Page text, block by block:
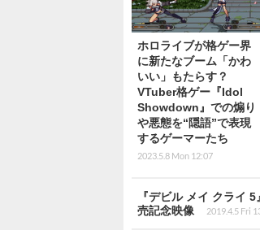
ホロライブが格ゲー界
に新たなブーム「かわ
いい」もたらす？
VTuber格ゲー『Idol
Showdown』での煽り
や悪態を“隠語”で表現
するゲーマーたち
2023.5.8 Mon 12:07
『デビル メイ クライ
売記念映像
2019.4.5 Fri